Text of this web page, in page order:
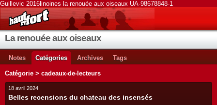
Guillevic 2016linoines la renouée aux oiseaux UA-98678848-1
La renouée aux oiseaux
Notes Catégories Archives Tags
Catégorie > cadeaux-de-lecteurs
18 avril 2024
Belles recensions du chateau des insensés